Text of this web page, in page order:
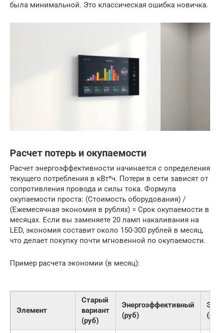
была минимальной. Это классическая ошибка новичка.
Расчет потерь и окупаемости
Расчет энергоэффективности начинается с определения
текущего потребления в кВт*ч. Потери в сети зависят от
сопротивления провода и силы тока. Формула
окупаемости проста: (Стоимость оборудования) /
(Ежемесячная экономия в рублях) = Срок окупаемости в
месяцах. Если вы заменяете 20 ламп накаливания на
LED, экономия составит около 150-300 рублей в месяц,
что делает покупку почти мгновенной по окупаемости.
Пример расчета экономии (в месяц):
Элемент
Старый
вариант
(руб)
Энергоэффективный
(руб)